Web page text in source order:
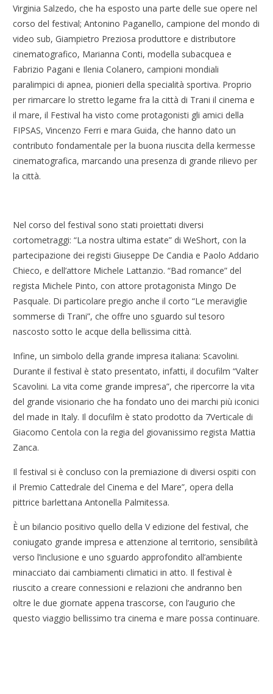
Virginia Salzedo, che ha esposto una parte delle sue opere nel
corso del festival; Antonino Paganello, campione del mondo di
video sub, Giampietro Preziosa produttore e distributore
cinematografico, Marianna Conti, modella subacquea e
Fabrizio Pagani e Ilenia Colanero, campioni mondiali
paralimpici di apnea, pionieri della specialità sportiva. Proprio
per rimarcare lo stretto legame fra la città di Trani il cinema e
il mare, il Festival ha visto come protagonisti gli amici della
FIPSAS, Vincenzo Ferri e mara Guida, che hanno dato un
contributo fondamentale per la buona riuscita della kermesse
cinematografica, marcando una presenza di grande rilievo per
la città.
Nel corso del festival sono stati proiettati diversi
cortometraggi: “La nostra ultima estate” di WeShort, con la
partecipazione dei registi Giuseppe De Candia e Paolo Addario
Chieco, e dell’attore Michele Lattanzio. “Bad romance” del
regista Michele Pinto, con attore protagonista Mingo De
Pasquale. Di particolare pregio anche il corto “Le meraviglie
sommerse di Trani”, che offre uno sguardo sul tesoro
nascosto sotto le acque della bellissima città.
Infine, un simbolo della grande impresa italiana: Scavolini.
Durante il festival è stato presentato, infatti, il docufilm “Valter
Scavolini. La vita come grande impresa”, che ripercorre la vita
del grande visionario che ha fondato uno dei marchi più iconici
del made in Italy. Il docufilm è stato prodotto da 7Verticale di
Giacomo Centola con la regia del giovanissimo regista Mattia
Zanca.
Il festival si è concluso con la premiazione di diversi ospiti con
il Premio Cattedrale del Cinema e del Mare”, opera della
pittrice barlettana Antonella Palmitessa.
È un bilancio positivo quello della V edizione del festival, che
coniugato grande impresa e attenzione al territorio, sensibilità
verso l’inclusione e uno sguardo approfondito all’ambiente
minacciato dai cambiamenti climatici in atto. Il festival è
riuscito a creare connessioni e relazioni che andranno ben
oltre le due giornate appena trascorse, con l’augurio che
questo viaggio bellissimo tra cinema e mare possa continuare.